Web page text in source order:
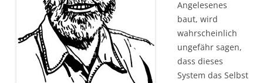
Angelesenes
baut, wird
wahrscheinlich
ungefähr sagen,
dass dieses
System das Selbst